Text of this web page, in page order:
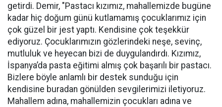
getirdi. Demir, "Pastacı kızımız, mahallemizde bugüne
kadar hiç doğum günü kutlamamış çocuklarımız için
çok güzel bir jest yaptı. Kendisine çok teşekkür
ediyoruz. Çocuklarımızın gözlerindeki neşe, sevinç,
mutluluk ve heyecan bizi de duygulandırdı. Kızımız,
İspanya’da pasta eğitimi almış çok başarılı bir pastacı.
Bizlere böyle anlamlı bir destek sunduğu için
kendisine buradan gönülden sevgilerimizi iletiyoruz.
Mahallem adına, mahallemizin çocukları adına ve